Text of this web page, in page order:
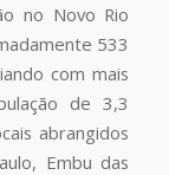
no Novo Rio
533
com mais
de 3,3
abrangidos
Embu das